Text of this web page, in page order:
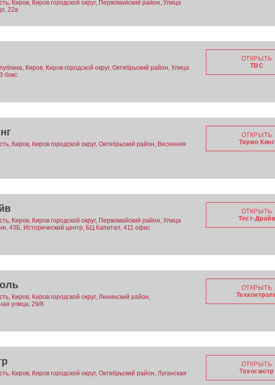
Киров, Киров городской округ, Первомайский район, Улица
22а
Киров, Киров городской округ, Октябрьский район, Улица
бокс
ОТКРЫТЬ
ТВС
Киров, Киров городской округ, Октябрьский район, Весенняя
ОТКРЫТЬ
Термо Кинг
Киров, Киров городской округ, Первомайский район, Улица
43Б, Исторический центр, БЦ Капитал, 411 офис
ОТКРЫТЬ
Тест-Драйв
Киров, Киров городской округ, Ленинский район,
улица, 29/8
ОТКРЫТЬ
Киров, Киров городской округ, Октябрьский район, Луганская
ОТКРЫТЬ
Техосмотр